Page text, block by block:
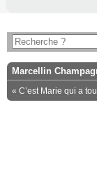
Marcellin
« C’est Marie qui a